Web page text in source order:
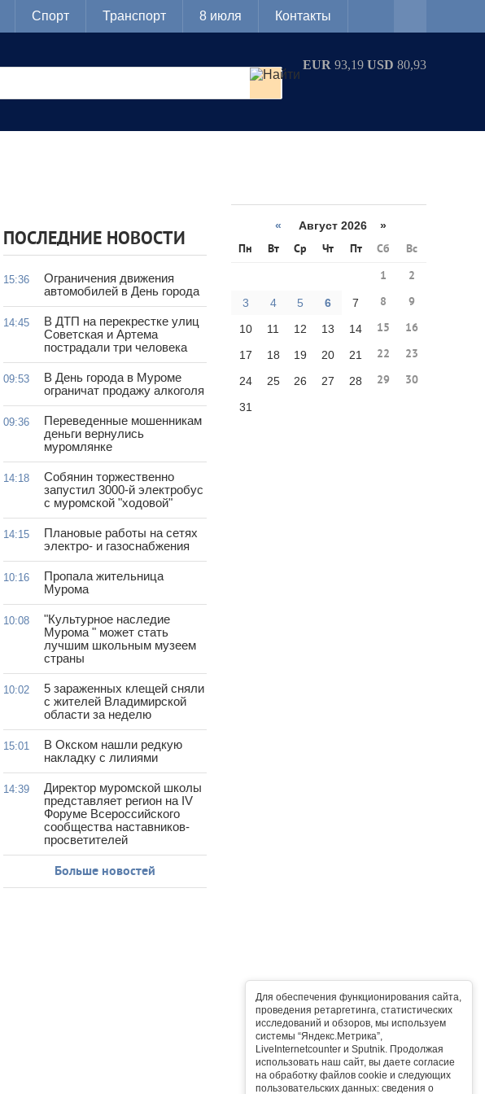
Для обеспечения функционирования сайта,
проведения ретаргетинга, статистических
исследований и обзоров, мы используем
системы “Яндекс.Метрика”,
LiveInternetcounter и Sputnik. Продолжая
использовать наш сайт, вы даете согласие
на обработку файлов cookie и следующих
пользовательских данных: сведения о
Спорт Транспорт 8 июля Контакты
EUR 93,19 USD 80,93
ПОСЛЕДНИЕ НОВОСТИ
15:36
Ограничения движения
автомобилей в День города
14:45
В ДТП на перекрестке улиц
Советская и Артема
пострадали три человека
09:53
В День города в Муроме
ограничат продажу алкоголя
09:36
Переведенные мошенникам
деньги вернулись
муромлянке
14:18
Собянин торжественно
запустил 3000-й электробус
с муромской "ходовой"
14:15
Плановые работы на сетях
электро- и газоснабжения
10:16
Пропала жительница
Мурома
10:08
"Культурное наследие
Мурома " может стать
лучшим школьным музеем
страны
10:02
5 зараженных клещей сняли
с жителей Владимирской
области за неделю
15:01
В Окском нашли редкую
накладку с лилиями
14:39
Директор муромской школы
представляет регион на IV
Форуме Всероссийского
сообщества наставников-
просветителей
Больше новостей
« Август 2026 »
Пн Вт Ср Чт Пт Сб
Вс
1
2
3 4 5 6 7 8 9
10 11 12 13 14 15 16
17 18 19 20 21 22 23
24 25 26 27 28 29 30
31